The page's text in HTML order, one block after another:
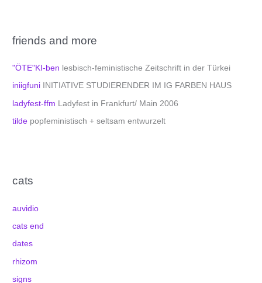
friends and more
"ÖTE"KI-ben lesbisch-feministische Zeitschrift in der Türkei
iniigfuni INITIATIVE STUDIERENDER IM IG FARBEN HAUS
ladyfest-ffm Ladyfest in Frankfurt/ Main 2006
tilde popfeministisch + seltsam entwurzelt
cats
auvidio
cats end
dates
rhizom
signs